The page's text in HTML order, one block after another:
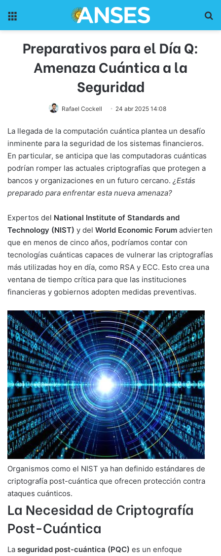
Preparativos para el Día Q:
Amenaza Cuántica a la
Seguridad
Rafael Cockell 24 abr 2025 14:08
La llegada de la computación cuántica plantea un desafío
inminente para la seguridad de los sistemas financieros.
En particular, se anticipa que las computadoras cuánticas
podrían romper las actuales criptografías que protegen a
bancos y organizaciones en un futuro cercano. ¿Estás
preparado para enfrentar esta nueva amenaza?
Expertos del National Institute of Standards and
Technology (NIST) y del World Economic Forum advierten
que en menos de cinco años, podríamos contar con
tecnologías cuánticas capaces de vulnerar las criptografías
más utilizadas hoy en día, como RSA y ECC. Esto crea una
ventana de tiempo crítica para que las instituciones
financieras y gobiernos adopten medidas preventivas.
Organismos como el NIST ya han definido estándares de
criptografía post-cuántica que ofrecen protección contra
ataques cuánticos.
La Necesidad de Criptografía
Post-Cuántica
La seguridad post-cuántica (PQC) es un enfoque